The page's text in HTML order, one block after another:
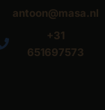
antoon@masa.nl
+31
651697573